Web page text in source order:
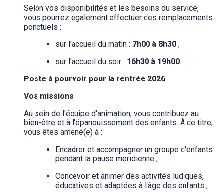
Selon vos disponibilités et les besoins du service,
vous pourrez également effectuer des remplacements
ponctuels :
sur l'accueil du matin : 7h00 à 8h30 ;
sur l'accueil du soir : 16h30 à 19h00.
Poste à pourvoir pour la rentrée 2026
Vos missions
Au sein de l'équipe d'animation, vous contribuez au
bien-être et à l'épanouissement des enfants. À ce titre,
vous êtes amené(e) à :
Encadrer et accompagner un groupe d'enfants
pendant la pause méridienne ;
Concevoir et animer des activités ludiques,
éducatives et adaptées à l'âge des enfants ;